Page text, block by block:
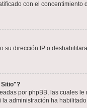
con el
su dirección IP o
Sitio"?
por phpBB, las cuales
administración ha